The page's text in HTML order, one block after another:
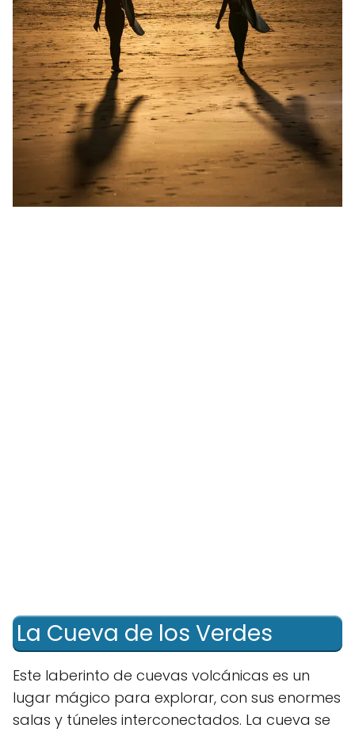
La Cueva de los Verdes
Este laberinto de cuevas volcánicas es un
lugar mágico para explorar, con sus enormes
salas y túneles interconectados. La cueva se